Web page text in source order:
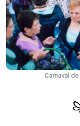
Carnaval